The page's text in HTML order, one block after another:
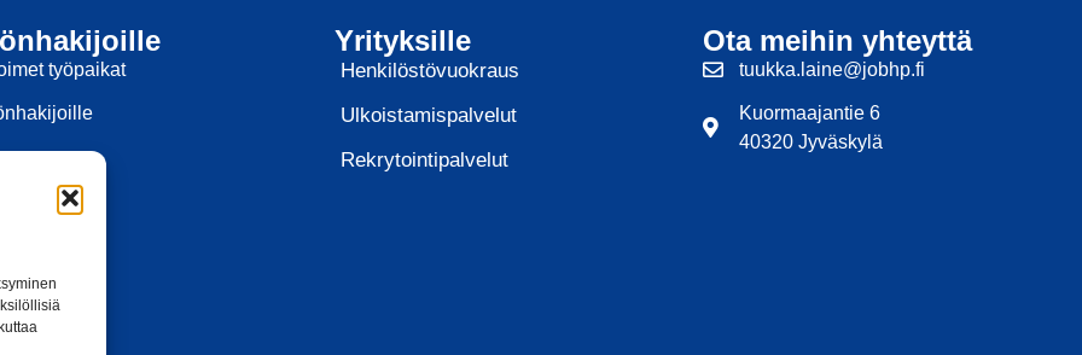
työpaikat
Yrityksille
Henkilöstövuokraus
Ulkoistamispalvelut
Rekrytointipalvelut
Ota meihin yhteyttä
tuukka.laine@jobhp.fi
Kuormaajantie 6
40320 Jyväskylä